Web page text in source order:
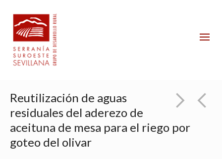
Reutilización de aguas
residuales del aderezo de
aceituna de mesa para el riego por
goteo del olivar